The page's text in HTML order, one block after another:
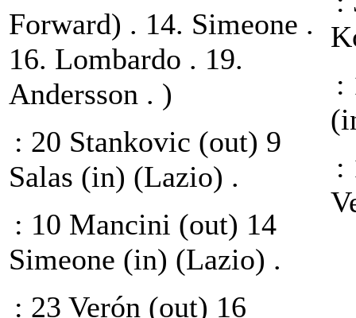
Forward) . 14. Simeone .
16. Lombardo . 19.
Andersson . )
: 20 Stankovic (out) 9
Salas (in) (Lazio) .
: 10 Mancini (out) 14
Simeone (in) (Lazio) .
: 23 Verón (out) 16
:
: